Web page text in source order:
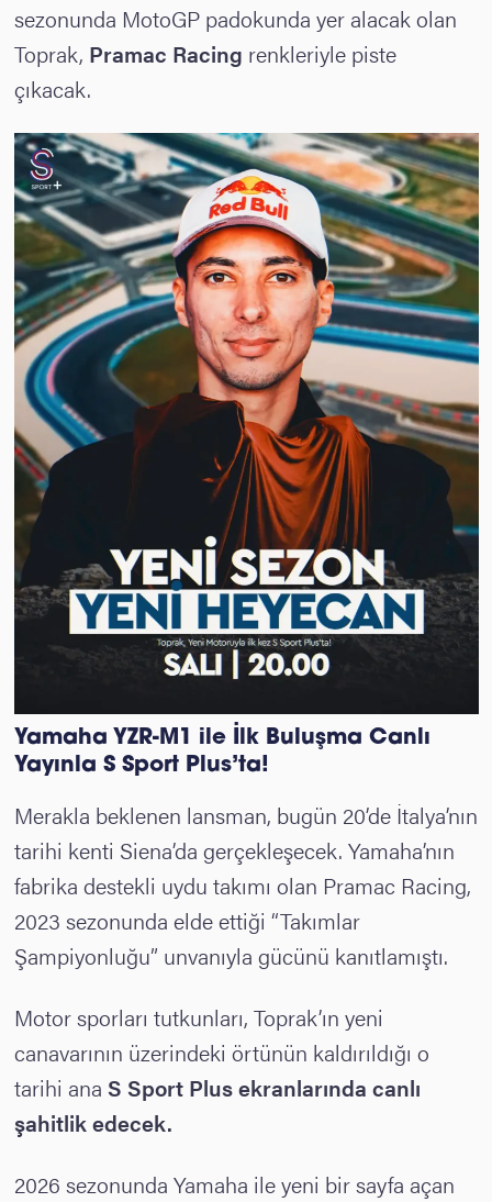
sezonunda MotoGP padokunda yer alacak olan
Toprak, Pramac Racing renkleriyle piste
çıkacak.
Yamaha YZR-M1 ile İlk Buluşma Canlı
Yayınla S Sport Plus’ta!
Merakla beklenen lansman, bugün 20’de İtalya’nın
tarihi kenti Siena’da gerçekleşecek. Yamaha’nın
fabrika destekli uydu takımı olan Pramac Racing,
2023 sezonunda elde ettiği “Takımlar
Şampiyonluğu” unvanıyla gücünü kanıtlamıştı.
Motor sporları tutkunları, Toprak’ın yeni
canavarının üzerindeki örtünün kaldırıldığı o
tarihi ana S Sport Plus ekranlarında canlı
şahitlik edecek.
2026 sezonunda Yamaha ile yeni bir sayfa açan